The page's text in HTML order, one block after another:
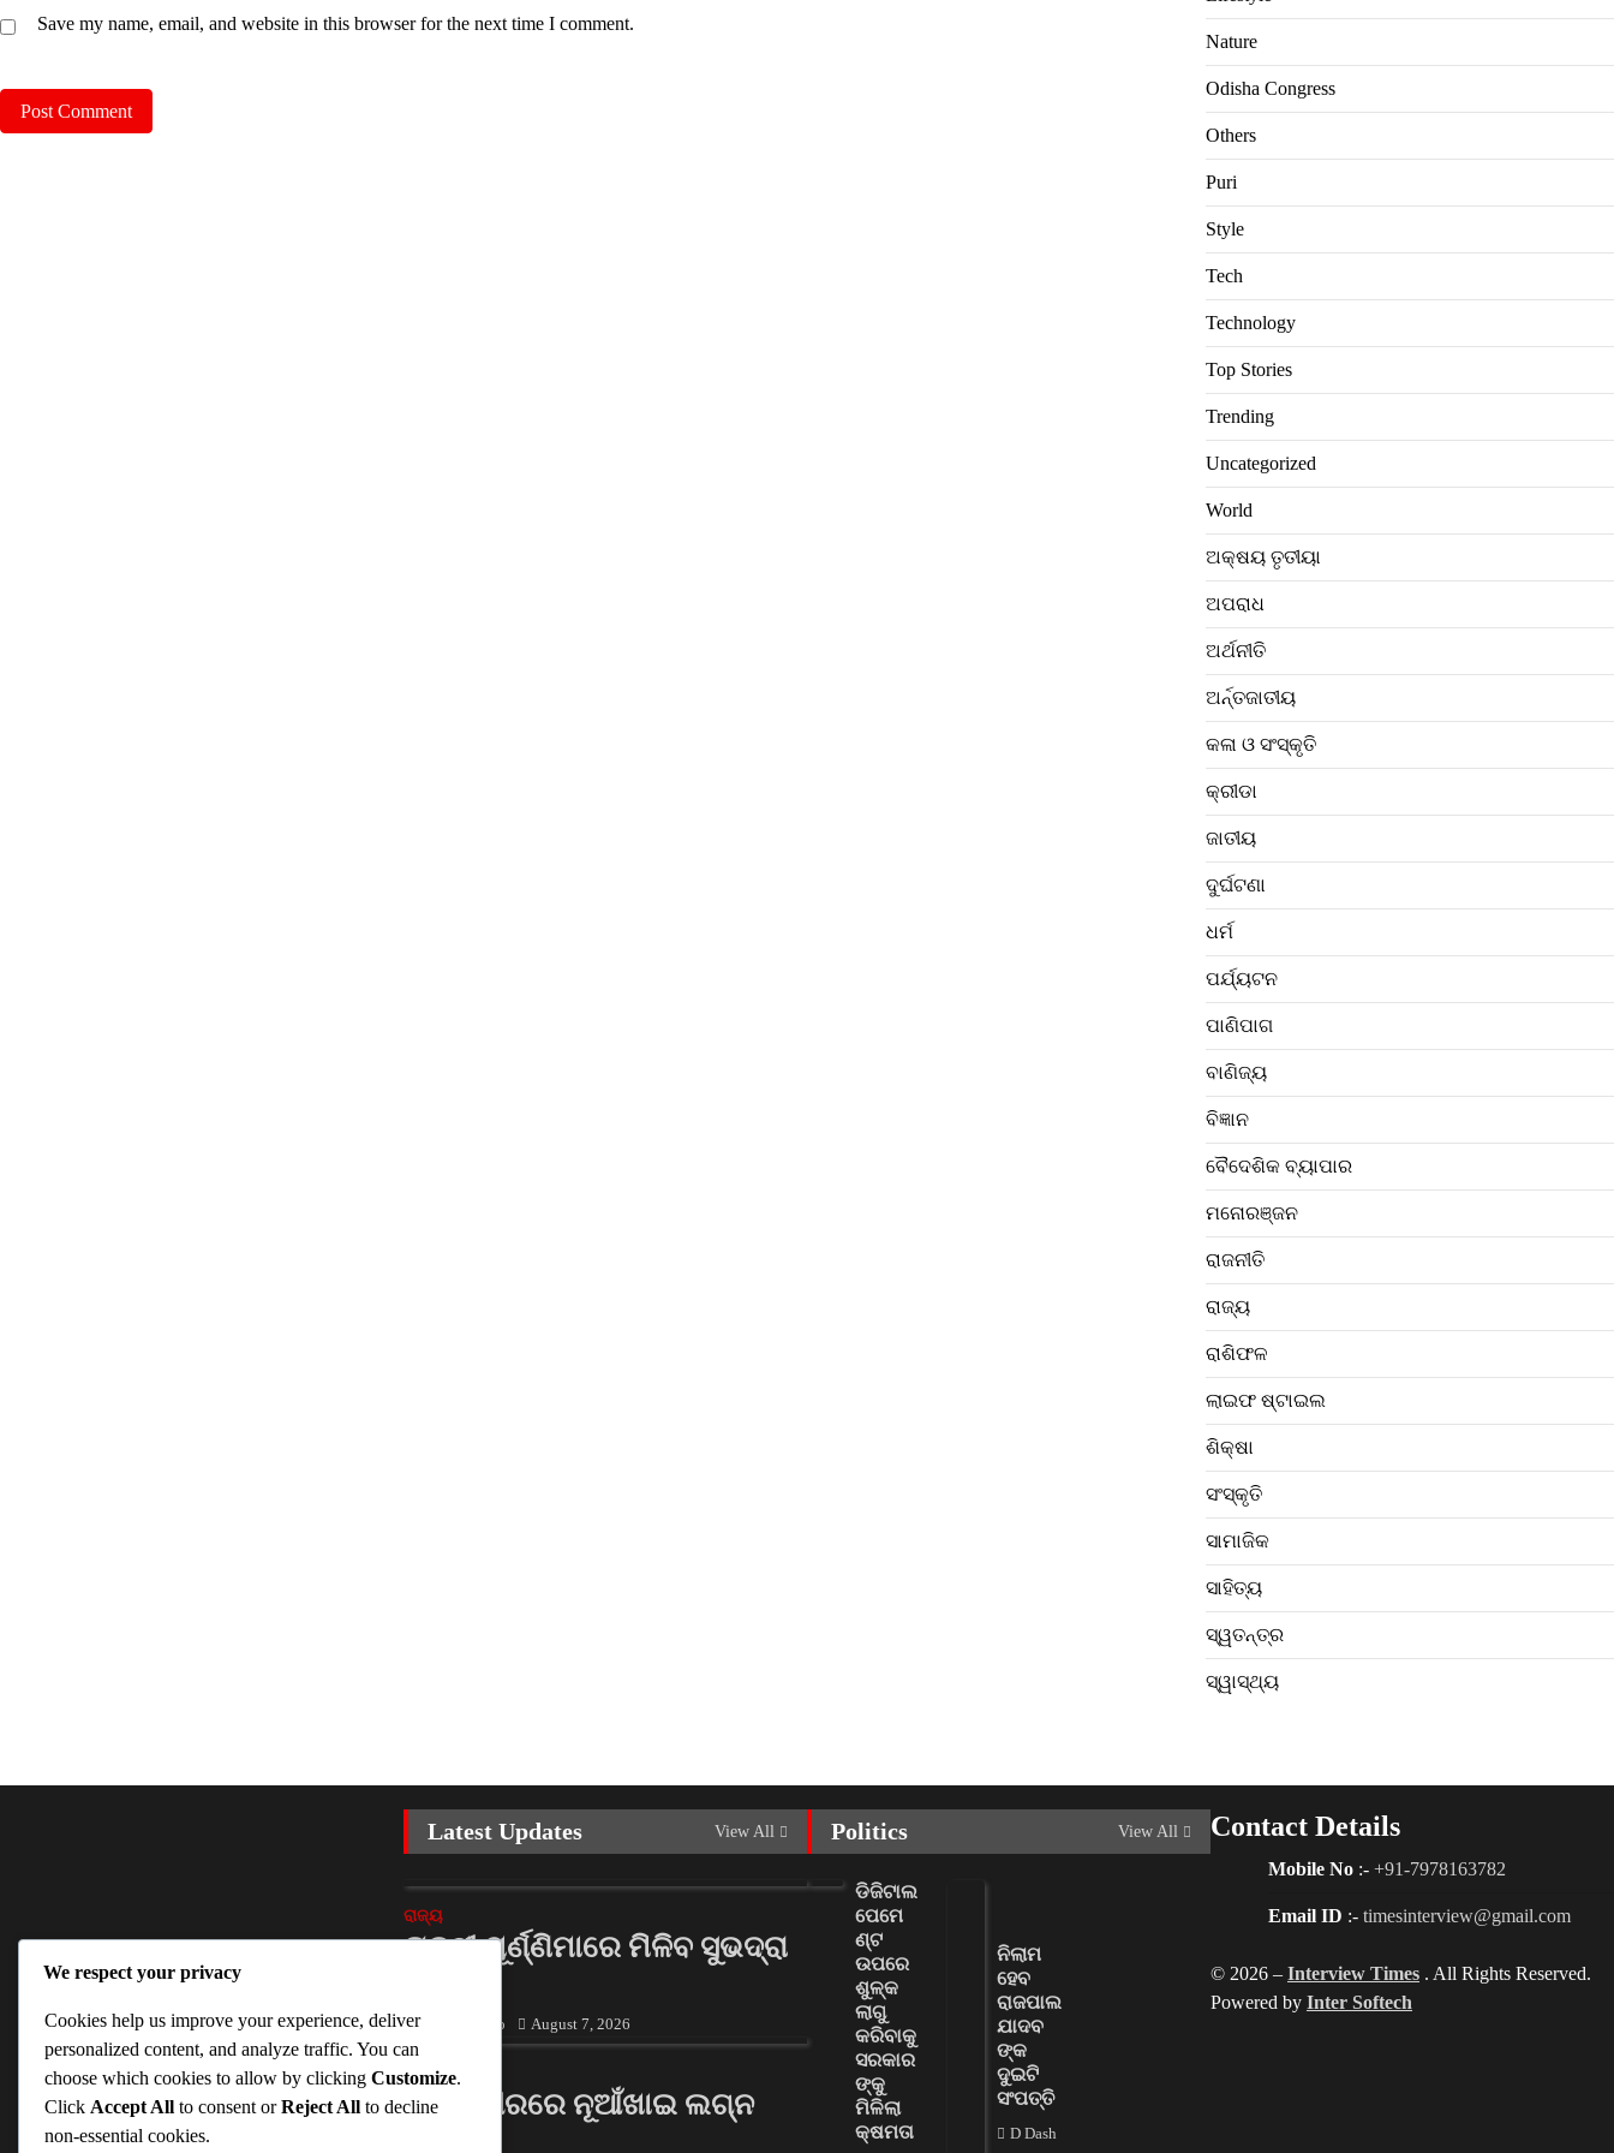
Save my name, email, and website in this browser for the next time I comment.
Nature
Odisha Congress
Others
Puri
Style
Tech
Technology
Top Stories
Trending
Uncategorized
World
ଅକ୍ଷୟ ତୃତୀୟା
ଅପରାଧ
ଅର୍ଥନୀତି
ଅର୍ନ୍ତଜାତୀୟ
କଳା ଓ ସଂସ୍କୃତି
କ୍ରୀଡା
ଜାତୀୟ
ଦୁର୍ଘଟଣା
ଧର୍ମ
ପର୍ଯ୍ୟଟନ
ପାଣିପାଗ
ବାଣିଜ୍ୟ
ବିଜ୍ଞାନ
ବୈଦେଶିକ ବ୍ୟାପାର
ମନୋରଞ୍ଜନ
ରାଜନୀତି
ରାଜ୍ୟ
ରାଶିଫଳ
ଲାଇଫ ଷ୍ଟାଇଲ
ଶିକ୍ଷା
ସଂସ୍କୃତି
ସାମାଜିକ
ସାହିତ୍ୟ
ସ୍ୱତନ୍ତ୍ର
ସ୍ୱାସ୍ଥ୍ୟ
Latest Updates View All
ରାଜ୍ୟ
ରାକ୍ଷୀ ପୂର୍ଣ୍ଣିମାରେ ମିଳିବ ସୁଭଦ୍ରା
Ankita Sahoo August 7, 2026
ରାଜ୍ୟ
ବଲାଙ୍ଗୀରରେ ନୂଆଁଖାଇ ଲଗ୍ନ
Politics View All
ଡିଜିଟାଲ
ପେମେ
ଣ୍ଟ
ଉପରେ
ଶୁଳ୍କ
ଲାଗୁ
କରିବାକୁ
ସରକାର
ଙ୍କୁ
ମିଳିଲା
କ୍ଷମତା
ନିଲାମ
ହେବ
ରାଜପାଲ
ଯାଦବ
ଙ୍କ
ଦୁଇଟି
ସଂପତ୍ତି
D Dash
Contact Details
Mobile No :- +91-7978163782
Email ID :- timesinterview@gmail.com
© 2026 – Interview Times . All Rights Reserved.
Powered by Inter Softech
We respect your privacy
Cookies help us improve your experience, deliver
personalized content, and analyze traffic. You can
choose which cookies to allow by clicking Customize.
Click Accept All to consent orReject All to decline
non-essential cookies.